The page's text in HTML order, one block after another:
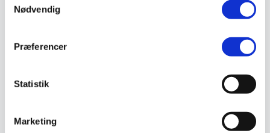
Nødvendig
Præferencer
Statistik
Marketing
Skadedyrsbekæmpelse
Stiger